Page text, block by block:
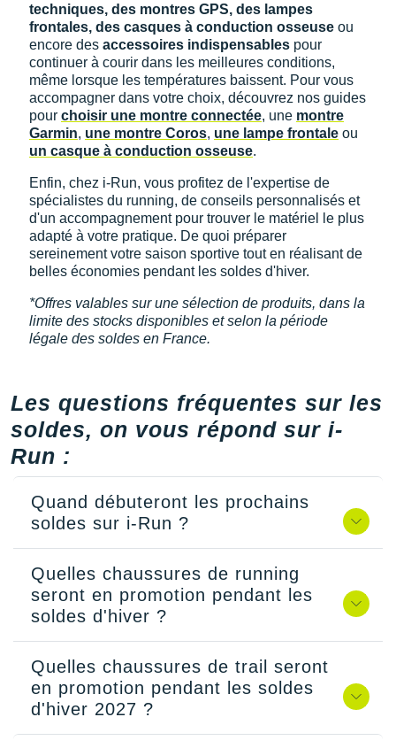
techniques, des montres GPS, des lampes
frontales, des casques à conduction osseuse ou
encore des accessoires indispensables pour
continuer à courir dans les meilleures conditions,
même lorsque les températures baissent. Pour vous
accompagner dans votre choix, découvrez nos guides
pour choisir une montre connectée, une montre
Garmin, une montre Coros, une lampe frontale ou
un casque à conduction osseuse.
Enfin, chez i-Run, vous profitez de l'expertise de
spécialistes du running, de conseils personnalisés et
d'un accompagnement pour trouver le matériel le plus
adapté à votre pratique. De quoi préparer
sereinement votre saison sportive tout en réalisant de
belles économies pendant les soldes d'hiver.
*Offres valables sur une sélection de produits, dans la
limite des stocks disponibles et selon la période
légale des soldes en France.
Les questions fréquentes sur les
soldes, on vous répond sur i-
Run :
Quand débuteront les prochains
soldes sur i-Run ?
Quelles chaussures de running
seront en promotion pendant les
soldes d'hiver ?
Quelles chaussures de trail seront
en promotion pendant les soldes
d'hiver 2027 ?